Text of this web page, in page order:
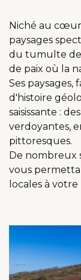
Niché au cœur
paysages
du tumulte de
de paix où la
Ses paysages,
d'histoire
saisissante :
verdoyantes,
pittoresques.
De nombreux
vous
locales à